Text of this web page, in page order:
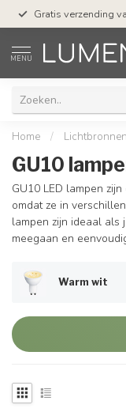
Gratis verzending
MENU
Home / Lichtbronnen
GU10
GU10 LED lampen
omdat ze in
lampen zijn ideaal als
meegaan en
Warm wit